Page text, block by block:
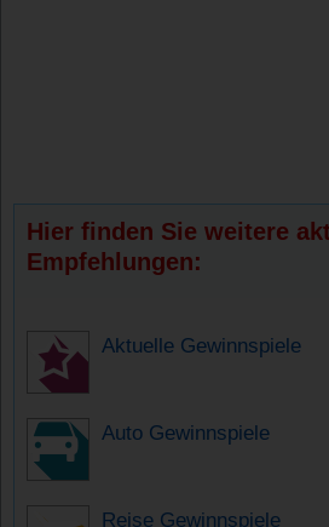
Hier finden Sie weitere
Empfehlungen:
Aktuelle Gewinnspiele
Auto Gewinnspiele
Reise Gewinnspiele